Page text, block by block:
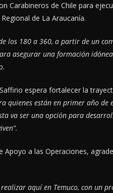
Carabineros de Chile para
de La Araucanía.
los 180 a 360, a partir de un
asegurar una formación
espera fortalecer la
quienes están en primer año de
va ser una opción para
a las Operaciones,
aquí en Temuco, con un